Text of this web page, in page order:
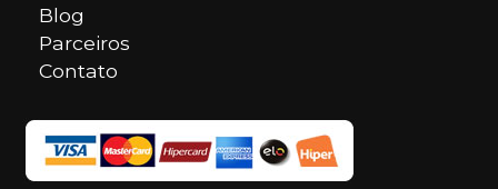
Blog
Parceiros
Contato